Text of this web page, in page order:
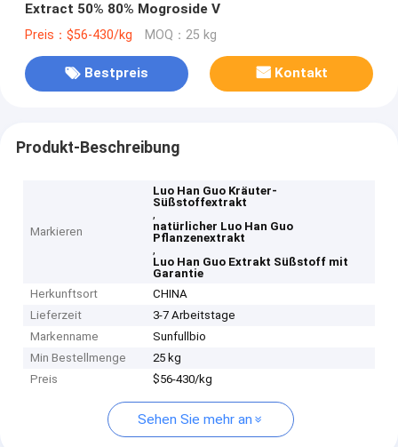
Extract 50% 80% Mogroside V
Preis：$56-430/kg MOQ：25 kg
Bestpreis Kontakt
Produkt-Beschreibung
Markieren
Luo Han Guo Kräuter-
Süßstoffextrakt
,
natürlicher Luo Han Guo
Pflanzenextrakt
,
Luo Han Guo Extrakt Süßstoff mit
Garantie
Herkunftsort
CHINA
Lieferzeit
3-7 Arbeitstage
Markenname
Sunfullbio
Min Bestellmenge
25 kg
Preis
$56-430/kg
Sehen Sie mehr an